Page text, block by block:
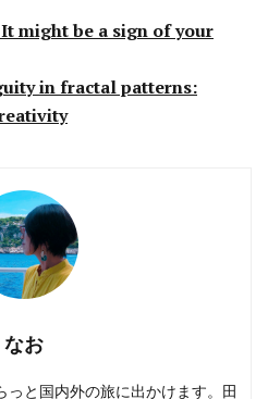
might be a sign of your
in fractal patterns:
なお
っと国内外の旅に出かけます。田